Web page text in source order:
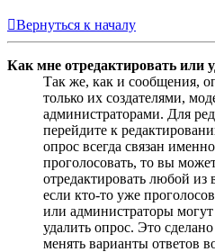
Вернуться к началу
Как мне отредактировать или
Так же, как и сообщения,
только их создателями,
администраторами. Для
перейдите к
опрос всегда связан
проголосовать, то вы
отредактировать любой из
если кто-то уже
или администраторы могут
удалить опрос. Это
менять варианты ответов